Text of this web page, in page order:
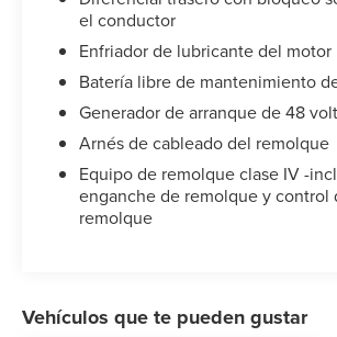
change without notice.**
el conductor
Enfriador de lubricante del motor
Batería libre de mantenimiento
Generador de arranque de 48
Arnés de cableado del remolque
Equipo de remolque clase IV -
enganche de remolque y control
remolque
Vehículos que te pueden gustar